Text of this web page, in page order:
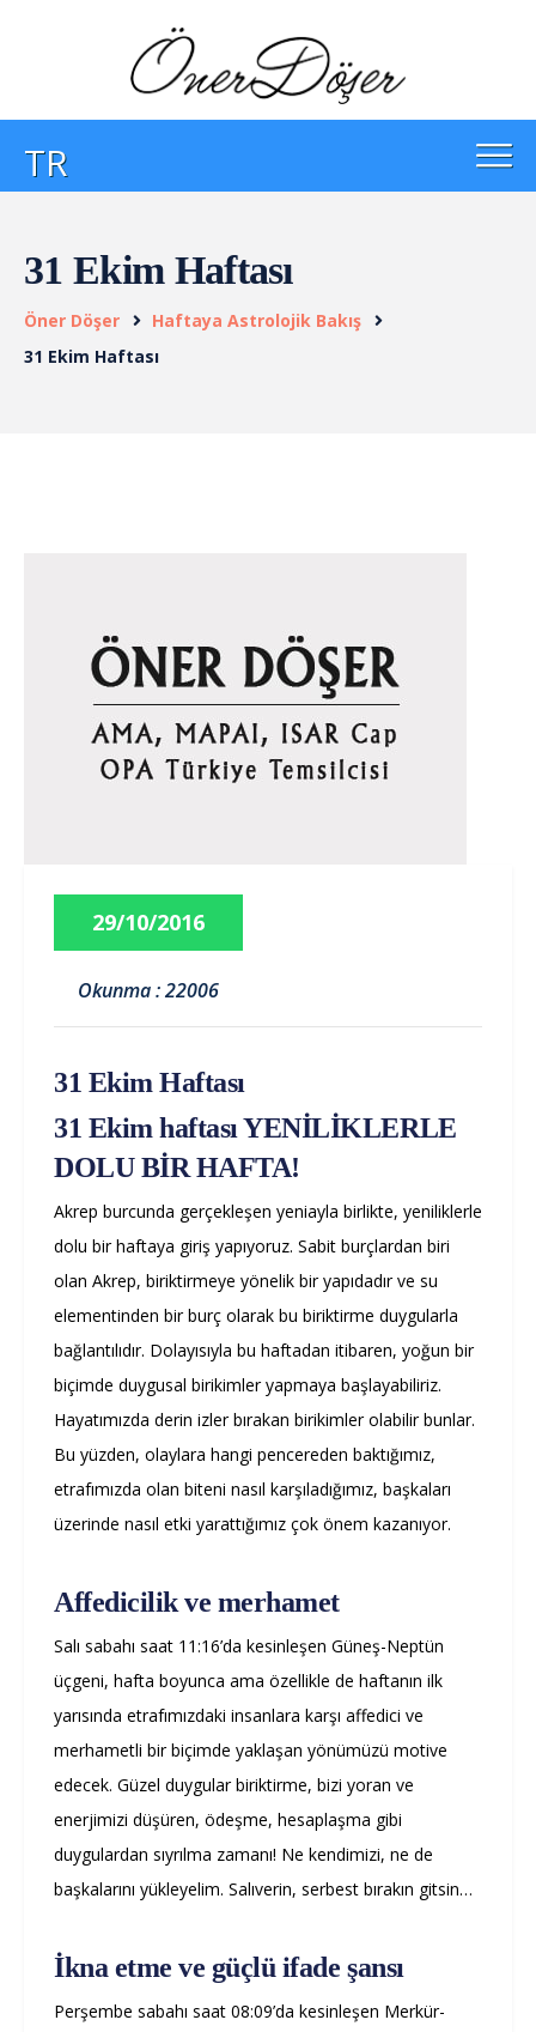
TR
31 Ekim Haftası
Öner Döşer
Haftaya Astrolojik Bakış
31 Ekim Haftası
29/10/2016
Okunma : 22006
31 Ekim Haftası
31 Ekim haftası YENİLİKLERLE
DOLU BİR HAFTA!
Akrep burcunda gerçekleşen yeniayla birlikte, yeniliklerle
dolu bir haftaya giriş yapıyoruz. Sabit burçlardan biri
olan Akrep, biriktirmeye yönelik bir yapıdadır ve su
elementinden bir burç olarak bu biriktirme duygularla
bağlantılıdır. Dolayısıyla bu haftadan itibaren, yoğun bir
biçimde duygusal birikimler yapmaya başlayabiliriz.
Hayatımızda derin izler bırakan birikimler olabilir bunlar.
Bu yüzden, olaylara hangi pencereden baktığımız,
etrafımızda olan biteni nasıl karşıladığımız, başkaları
üzerinde nasıl etki yarattığımız çok önem kazanıyor.
Affedicilik ve merhamet
Salı sabahı saat 11:16’da kesinleşen Güneş-Neptün
üçgeni, hafta boyunca ama özellikle de haftanın ilk
yarısında etrafımızdaki insanlara karşı affedici ve
merhametli bir biçimde yaklaşan yönümüzü motive
edecek. Güzel duygular biriktirme, bizi yoran ve
enerjimizi düşüren, ödeşme, hesaplaşma gibi
duygulardan sıyrılma zamanı! Ne kendimizi, ne de
başkalarını yükleyelim. Salıverin, serbest bırakın gitsin…
İkna etme ve güçlü ifade şansı
Perşembe sabahı saat 08:09’da kesinleşen Merkür-